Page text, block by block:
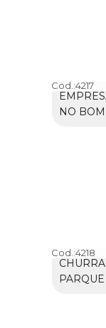
Cod.:4217
NO
Cod.:4218